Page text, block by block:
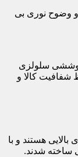
وضوح نوری بی
پوششی سلولزی
کالا و
هستند و با